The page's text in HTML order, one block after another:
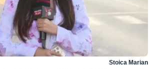
Stoica Marian